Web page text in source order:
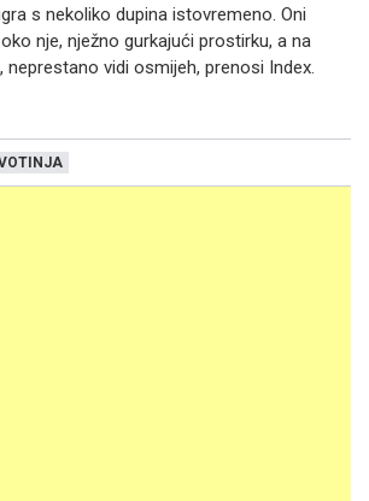
s nekoliko dupina istovremeno. Oni
nje, nježno gurkajući prostirku, a na
neprestano vidi osmijeh, prenosi Index.